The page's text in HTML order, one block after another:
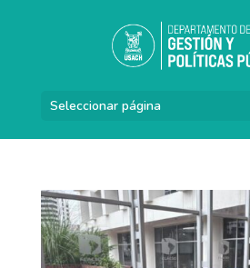
Seleccionar página